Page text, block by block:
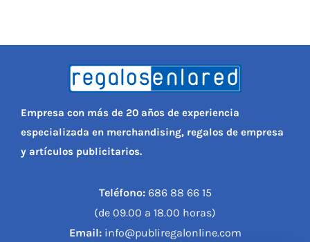
Empresa con más de 20 años de experiencia
especializada en merchandising, regalos de empresa
y artículos publicitarios.
Teléfono:686 88 66 15
(de 09.00 a 18.00 horas)
Email:info@publiregalonline.com